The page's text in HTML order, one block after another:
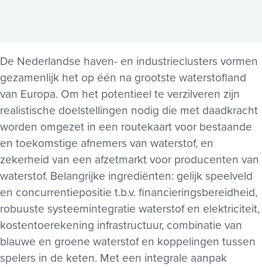
De Nederlandse haven- en industrieclusters vormen
gezamenlijk het op één na grootste waterstofland
van Europa. Om het potentieel te verzilveren zijn
realistische doelstellingen nodig die met daadkracht
worden omgezet in een routekaart voor bestaande
en toekomstige afnemers van waterstof, en
zekerheid van een afzetmarkt voor producenten van
waterstof. Belangrijke ingrediënten: gelijk speelveld
en concurrentiepositie t.b.v. financieringsbereidheid,
robuuste systeemintegratie waterstof en elektriciteit,
kostentoerekening infrastructuur, combinatie van
blauwe en groene waterstof en koppelingen tussen
spelers in de keten. Met een integrale aanpak